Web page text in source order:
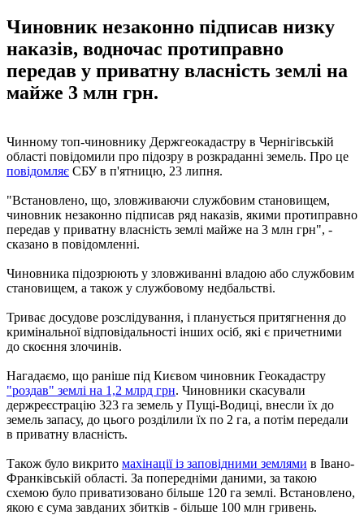
Чиновник незаконно підписав низку
наказів, водночас протиправно
передав у приватну власність землі на
майже 3 млн грн.
Чинному топ-чиновнику Держгеокадастру в Чернігівській
області повідомили про підозру в розкраданні земель. Про це
повідомляє СБУ в п'ятницю, 23 липня.
"Встановлено, що, зловживаючи службовим становищем,
чиновник незаконно підписав ряд наказів, якими протиправно
передав у приватну власність землі майже на 3 млн грн", -
сказано в повідомленні.
Чиновника підозрюють у зловживанні владою або службовим
становищем, а також у службовому недбальстві.
Триває досудове розслідування, і планується притягнення до
кримінальної відповідальності інших осіб, які є причетними
до скоєння злочинів.
Нагадаємо, що раніше під Києвом чиновник Геокадастру
"роздав" землі на 1,2 млрд грн. Чиновники скасували
держреєстрацію 323 га земель у Пущі-Водиці, внесли їх до
земель запасу, до цього розділили їх по 2 га, а потім передали
в приватну власність.
Також було викрито махінації із заповідними землями в Івано-
Франківській області. За попередніми даними, за такою
схемою було приватизовано більше 120 га землі. Встановлено,
якою є ​​сума завданих збитків - більше 100 млн гривень.